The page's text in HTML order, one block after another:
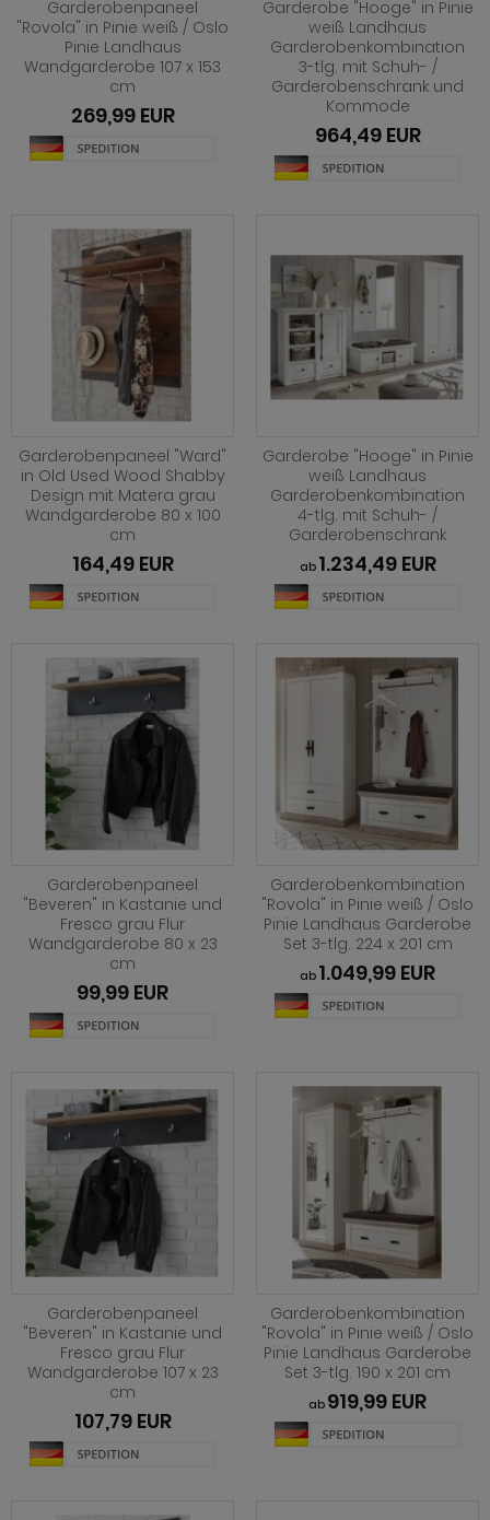
Garderobenpaneel
"Rovola" in Pinie weiß / Oslo
Pinie Landhaus
Wandgarderobe 107 x 153
cm
269,99 EUR
Garderobe "Hooge" in Pinie
weiß Landhaus
Garderobenkombination
3-tlg. mit Schuh- /
Garderobenschrank und
Kommode
964,49 EUR
Garderobenpaneel "Ward"
in Old Used Wood Shabby
Design mit Matera grau
Wandgarderobe 80 x 100
cm
164,49 EUR
Garderobe "Hooge" in Pinie
weiß Landhaus
Garderobenkombination
4-tlg. mit Schuh- /
Garderobenschrank
ab 1.234,49 EUR
Garderobenpaneel
"Beveren" in Kastanie und
Fresco grau Flur
Wandgarderobe 80 x 23
cm
99,99 EUR
Garderobenkombination
"Rovola" in Pinie weiß / Oslo
Pinie Landhaus Garderobe
Set 3-tlg. 224 x 201 cm
ab 1.049,99 EUR
Garderobenpaneel
"Beveren" in Kastanie und
Fresco grau Flur
Wandgarderobe 107 x 23
cm
107,79 EUR
Garderobenkombination
"Rovola" in Pinie weiß / Oslo
Pinie Landhaus Garderobe
Set 3-tlg. 190 x 201 cm
ab 919,99 EUR
Niran
Nobile
Norwich
Onawa grau
Option Jackson Eiche
Option Kaschmir
Piano
Ribera
Rivian
Ronson
Rovola
Scandik
Sentra
Seyne
Starlet
Stove Old Style hell
Sunroof
Timber
Tomaso
Vestland
Norris
Norwich
Ocean
Palamos
Piano
Plate
Positano
Prime
Ribera
Rideau
Rivian
Romina
Ronin Eiche
Ronson
Rooky weiß
Rovola
Rubin weiß
Scandik
Sentra
Seyne
Stove Old Style hell
Stove weiß Pinie
Sumatra
Sunroof
Synnax
Timber
Tomaso
Tyler
Vestland
Ward